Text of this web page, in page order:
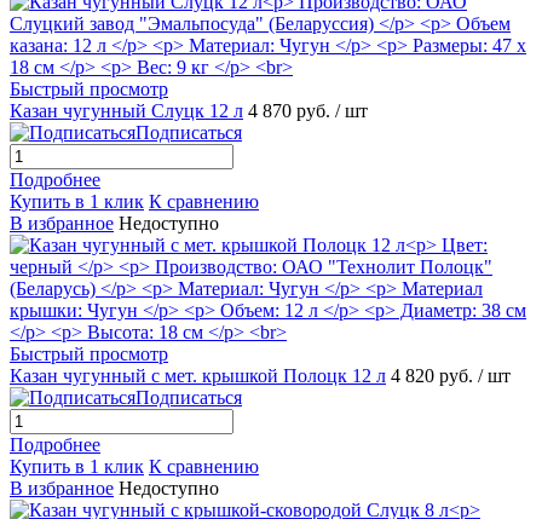
Быстрый просмотр
Казан чугунный Слуцк 12 л 4 870 руб. / шт
Подписаться
Подробнее
Купить в 1 клик К сравнению
В избранное Недоступно
Быстрый просмотр
Казан чугунный с мет. крышкой Полоцк 12 л 4 820 руб. / шт
Подписаться
Подробнее
Купить в 1 клик К сравнению
В избранное Недоступно